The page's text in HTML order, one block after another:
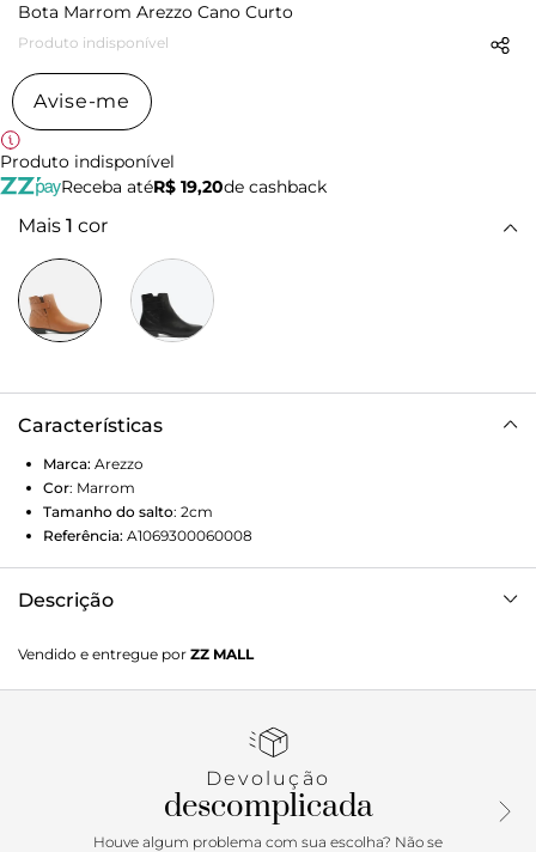
Bota Marrom Arezzo Cano Curto
Produto indisponível
Avise-me
Produto indisponível
Receba atéR$ 19,20de cashback
Mais 1 cor
Características
Marca: Arezzo
Cor: Marrom
Tamanho do salto: 2cm
Referência: A1069300060008
Descrição
formato arredondado na ponta.
Vendido e entregue por ZZ MALL
Devolução
descomplicada
Houve algum problema com sua escolha? Não se